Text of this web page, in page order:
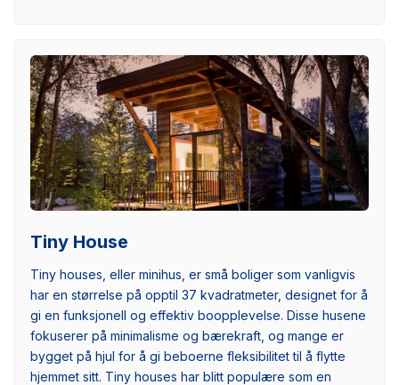
Tiny House
Tiny houses, eller minihus, er små boliger som vanligvis
har en størrelse på opptil 37 kvadratmeter, designet for å
gi en funksjonell og effektiv boopplevelse. Disse husene
fokuserer på minimalisme og bærekraft, og mange er
bygget på hjul for å gi beboerne fleksibilitet til å flytte
hjemmet sitt. Tiny houses har blitt populære som en